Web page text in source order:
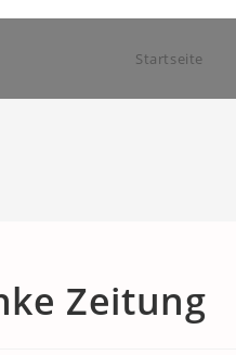
Startseite
Zeitung